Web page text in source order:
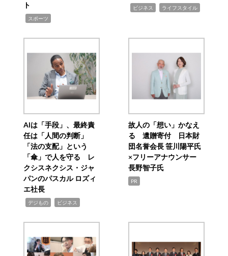
ト
スポーツ
ビジネス ライフスタイル
AIは「手段」、最終責
任は「人間の判断」
「法の支配」という
「傘」で人を守る レ
クシスネクシス・ジャ
パンのパスカル ロズィ
エ社長
デジもの ビジネス
故人の「想い」かなえ
る 遺贈寄付 日本財
団名誉会長 笹川陽平氏
×フリーアナウンサー
長野智子氏
PR